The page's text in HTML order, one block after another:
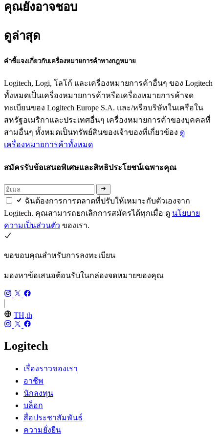
คุณยังอาจชอบ
ดูล่าสุด
คำชี้แจงเกี่ยวกับเครื่องหมายการค้าทางกฎหมาย
Logitech, Logi, โลโก้ และเครื่องหมายการค้าอื่นๆ ของ Logitech
ทั้งหมดเป็นเครื่องหมายการค้าหรือเครื่องหมายการค้าจด
ทะเบียนของ Logitech Europe S.A. และ/หรือบริษัทในเครือใน
สหรัฐอเมริกาและประเทศอื่นๆ เครื่องหมายการค้าของบุคคลที่
สามอื่นๆ ทั้งหมดเป็นทรัพย์สินของเจ้าของที่เกี่ยวข้อง ดู
เครื่องหมายการค้าทั้งหมด
สมัครรับข้อเสนอพิเศษและสิทธิประโยชน์เฉพาะคุณ
ฉันต้องการการตลาดที่ปรับให้เหมาะกับตัวเองจาก
Logitech. คุณสามารถยกเลิกการสมัครได้ทุกเมื่อ ดู นโยบาย
ความเป็นส่วนตัว ของเรา.
ขอขอบคุณสำหรับการลงทะเบียน
มองหาข้อเสนอต้อนรับในกล่องจดหมายของคุณ
TH,th
Logitech
เรื่องราวของเรา
อาชีพ
นักลงทุน
บล็อก
สื่อประชาสัมพันธ์
ความยั่งยืน